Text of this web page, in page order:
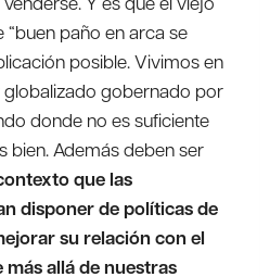
paño en arca se
posible. Vivimos en
gobernado por
donde no es suficiente
bien. Además deben ser
que las
disponer de políticas de
su relación con el
allá de nuestras